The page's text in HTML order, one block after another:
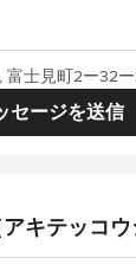
セージを送信
富士見町2ー32
キテッコウ